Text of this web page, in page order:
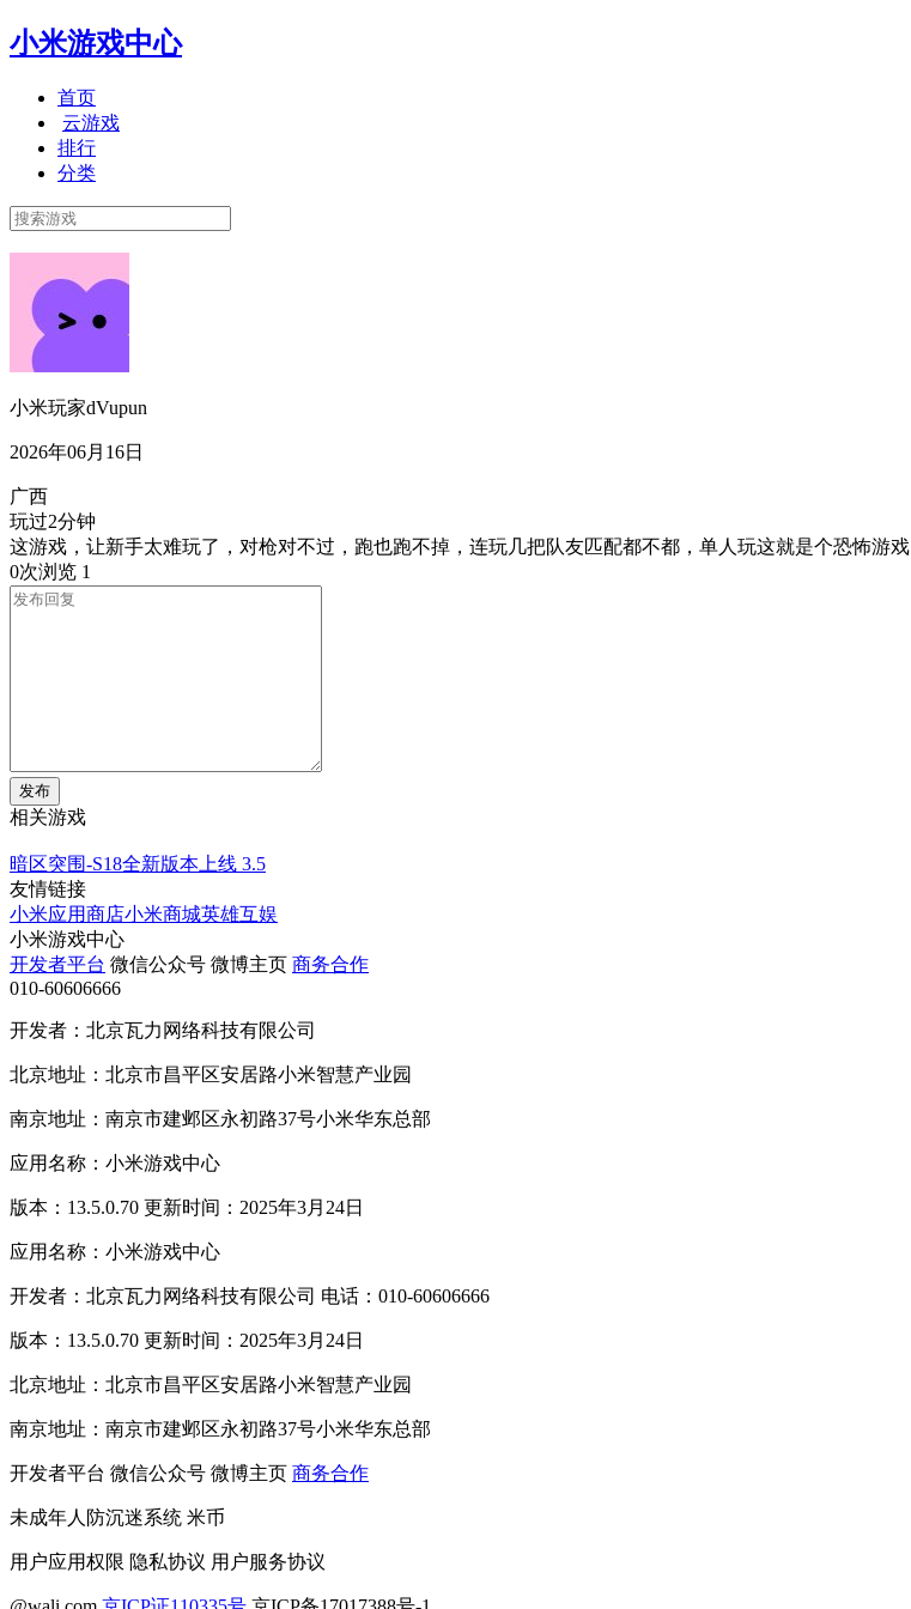
小米游戏中心
首页
云游戏
排行
分类
小米玩家dVupun
2026年06月16日
广西
玩过2分钟
这游戏，让新手太难玩了，对枪对不过，跑也跑不掉，连玩几把队友匹配都不都，单人玩这就是个恐怖游戏
0次浏览 1
发布
相关游戏
暗区突围-S18全新版本上线 3.5
友情链接
小米应用商店小米商城英雄互娱
小米游戏中心
开发者平台 微信公众号 微博主页 商务合作
010-60606666
开发者：北京瓦力网络科技有限公司
北京地址：北京市昌平区安居路小米智慧产业园
南京地址：南京市建邺区永初路37号小米华东总部
应用名称：小米游戏中心
版本：13.5.0.70 更新时间：2025年3月24日
应用名称：小米游戏中心
开发者：北京瓦力网络科技有限公司 电话：010-60606666
版本：13.5.0.70 更新时间：2025年3月24日
北京地址：北京市昌平区安居路小米智慧产业园
南京地址：南京市建邺区永初路37号小米华东总部
开发者平台 微信公众号 微博主页 商务合作
未成年人防沉迷系统 米币
用户应用权限 隐私协议 用户服务协议